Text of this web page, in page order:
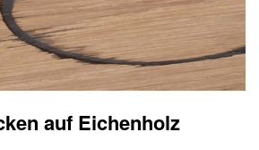
auf Eichenholz